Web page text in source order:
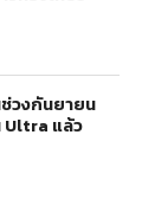
วงกันยายน
Ultra แล้ว